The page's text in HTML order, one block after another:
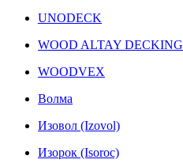
UNODECK
WOOD ALTAY DECKING
WOODVEX
Волма
Изовол (Izovol)
Изорок (Isoroc)